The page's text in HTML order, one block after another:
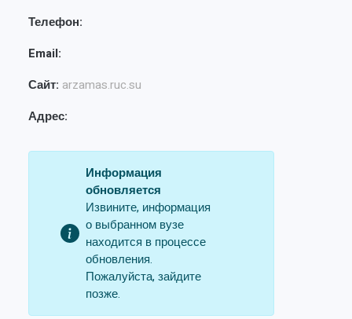
Телефон:
Email:
Сайт: arzamas.ruc.su
Адрес:
Информация
обновляется
Извините, информация
о выбранном вузе
находится в процессе
обновления.
Пожалуйста, зайдите
позже.